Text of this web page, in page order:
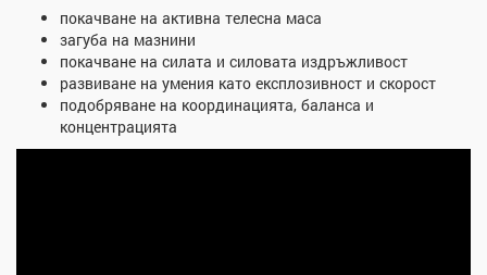
покачване на активна телесна маса
загуба на мазнини
покачване на силата и силовата издръжливост
развиване на умения като експлозивност и скорост
подобряване на координацията, баланса и
концентрацията